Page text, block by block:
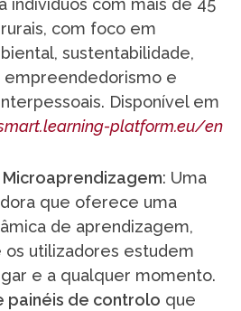
indivíduos com mais de 45
com foco em
sustentabilidade,
empreendedorismo e
Disponível em
platform.eu/en
: Uma
que oferece uma
de aprendizagem,
utilizadores estudem
e a qualquer momento.
painéis de controlo que